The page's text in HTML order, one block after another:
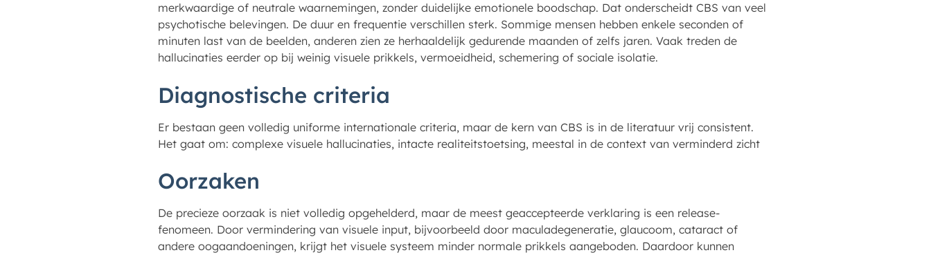
merkwaardige of neutrale waarnemingen, zonder duidelijke emotionele boodschap. Dat onderscheidt CBS van veel
psychotische belevingen. De duur en frequentie verschillen sterk. Sommige mensen hebben enkele seconden of
minuten last van de beelden, anderen zien ze herhaaldelijk gedurende maanden of zelfs jaren. Vaak treden de
hallucinaties eerder op bij weinig visuele prikkels, vermoeidheid, schemering of sociale isolatie.
Diagnostische criteria
Er bestaan geen volledig uniforme internationale criteria, maar de kern van CBS is in de literatuur vrij consistent.
Het gaat om: complexe visuele hallucinaties, intacte realiteitstoetsing, meestal in de context van verminderd zicht
Oorzaken
De precieze oorzaak is niet volledig opgehelderd, maar de meest geaccepteerde verklaring is een release-
fenomeen. Door vermindering van visuele input, bijvoorbeeld door maculadegeneratie, glaucoom, cataract of
andere oogaandoeningen, krijgt het visuele systeem minder normale prikkels aangeboden. Daardoor kunnen